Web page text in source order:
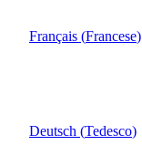
Français (Francese)
Deutsch (Tedesco)